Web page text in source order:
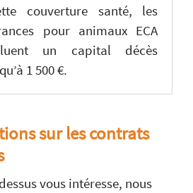
couverture santé, les
pour animaux ECA
un capital décès
1 500 €.
sur les contrats
vous intéresse, nous